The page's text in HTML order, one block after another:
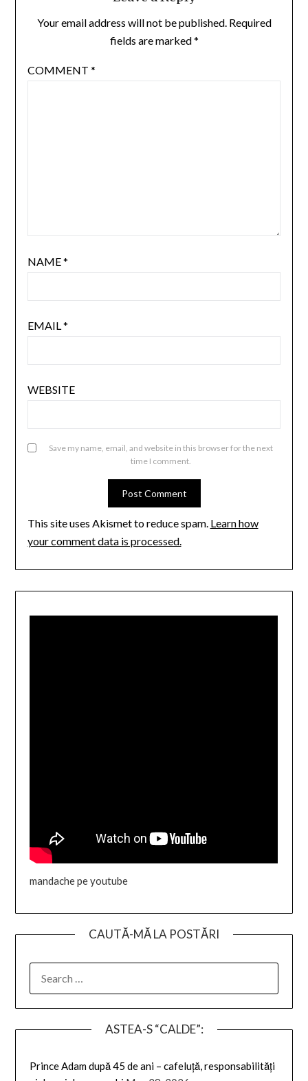
Your email address will not be published. Required
fields are marked*
COMMENT *
NAME*
EMAIL *
WEBSITE
Save my name, email, and website in this browser for the next
time I comment.
This site uses Akismet to reduce spam. Learn how
your comment data is processed.
mandache pe youtube
CAUTĂ-MĂ LA POSTĂRI
FOR:
ASTEA-S “CALDE”:
Prince Adam după 45 de ani – cafeluță, responsabilități